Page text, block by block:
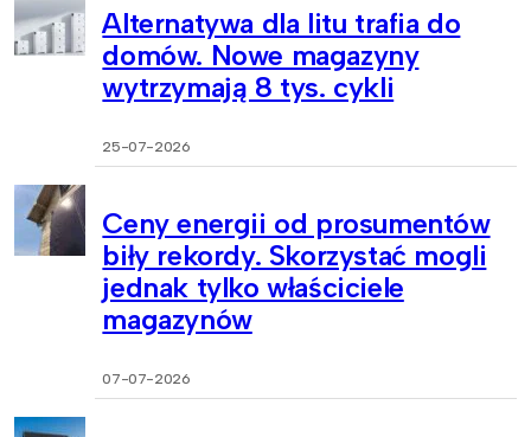
Alternatywa dla litu trafia do
domów. Nowe magazyny
wytrzymają 8 tys. cykli
25-07-2026
Ceny energii od prosumentów
biły rekordy. Skorzystać mogli
jednak tylko właściciele
magazynów
07-07-2026